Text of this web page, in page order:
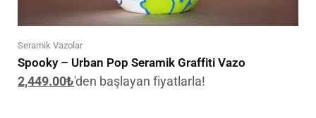
Seramik Vazolar
Spooky – Urban Pop Seramik Graffiti Vazo
2,449.00₺'den başlayan fiyatlarla!